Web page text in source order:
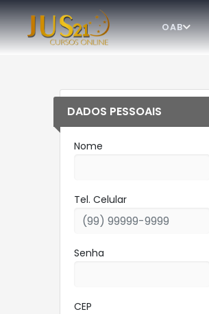
OAB
DADOS PESSOAIS
Nome
Tel. Celular
Senha
CEP